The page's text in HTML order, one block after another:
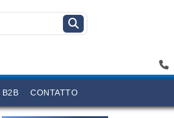
B2B CONTATTO